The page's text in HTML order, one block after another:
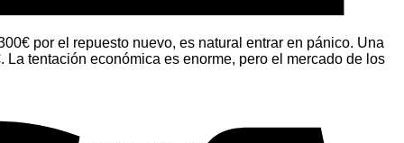
por el repuesto nuevo, es natural entrar en pánico. Una
tentación económica es enorme, pero el mercado de los